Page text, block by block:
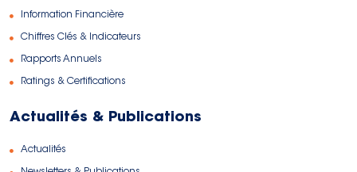
Information Financière
Chiffres Clés & Indicateurs
Rapports Annuels
Ratings & Certifications
Actualités & Publications
Actualités